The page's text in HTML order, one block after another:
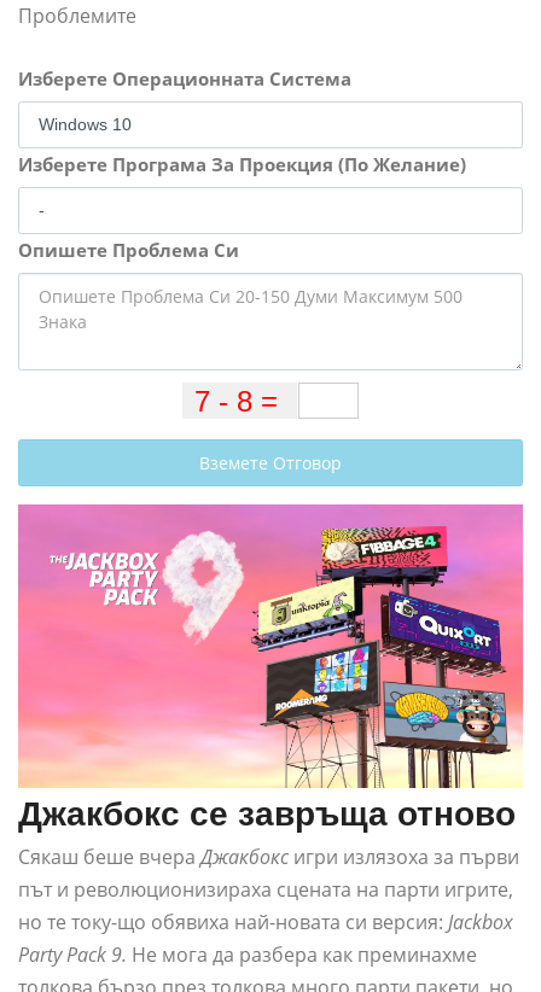
Проблемите
Изберете Операционната Система
Изберете Програма За Проекция (По Желание)
Опишете Проблема Си
Вземете Отговор
Джакбокс се завръща отново
Сякаш беше вчераДжакбокс игри излязоха за първи
път и революционизираха сцената на парти игрите,
но те току-що обявиха най-новата си версия: Jackbox
Party Pack 9. Не мога да разбера как преминахме